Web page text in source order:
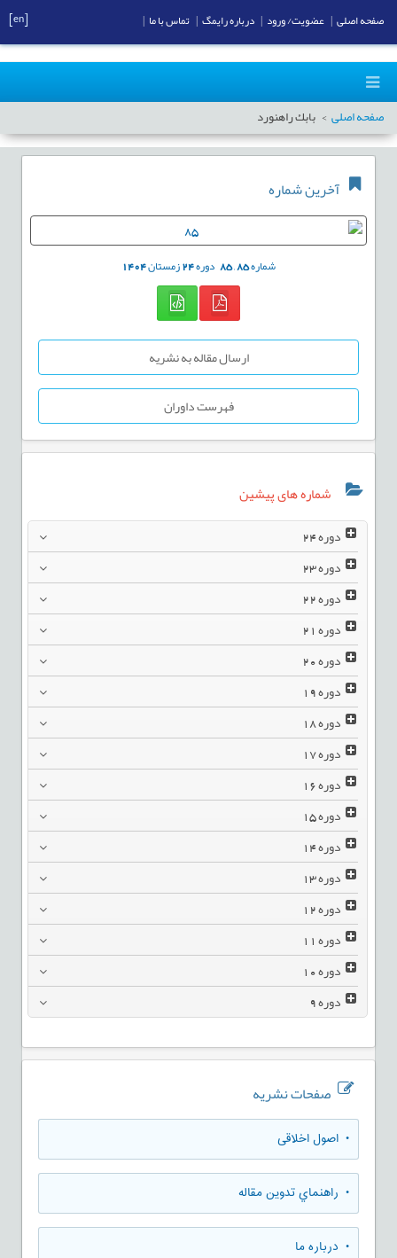
صفحه اصلی بابك راهنورد
آخرین شماره
شماره85
,
85 دوره24زمستان1404
ارسال مقاله به نشریه
فهرست داوران
شماره های پیشین
دوره24
دوره23
دوره22
دوره21
دوره20
دوره19
دوره18
دوره17
دوره16
دوره15
دوره14
دوره13
دوره12
دوره11
دوره10
دوره9
صفحات نشریه
• اصول اخلاقی
• راهنماي تدوين مقاله
• درباره ما
صفحه اصلی عضویت/ ورود درباره رایمگ تماس با ما